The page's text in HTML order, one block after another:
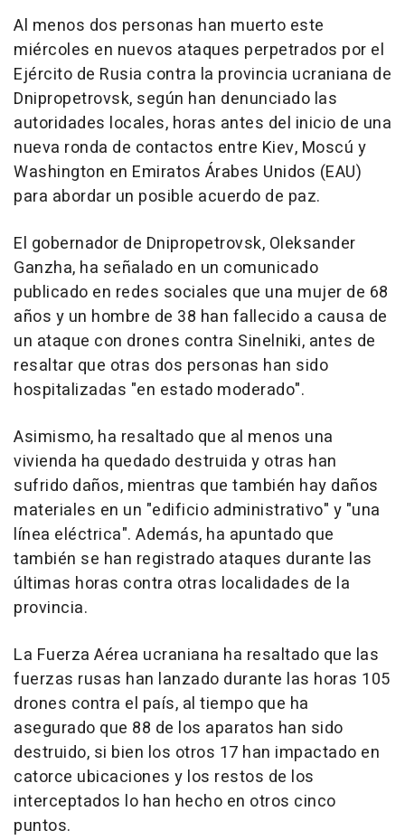
Al menos dos personas han muerto este
miércoles en nuevos ataques perpetrados por el
Ejército de Rusia contra la provincia ucraniana de
Dnipropetrovsk, según han denunciado las
autoridades locales, horas antes del inicio de una
nueva ronda de contactos entre Kiev, Moscú y
Washington en Emiratos Árabes Unidos (EAU)
para abordar un posible acuerdo de paz.
El gobernador de Dnipropetrovsk, Oleksander
Ganzha, ha señalado en un comunicado
publicado en redes sociales que una mujer de 68
años y un hombre de 38 han fallecido a causa de
un ataque con drones contra Sinelniki, antes de
resaltar que otras dos personas han sido
hospitalizadas "en estado moderado".
Asimismo, ha resaltado que al menos una
vivienda ha quedado destruida y otras han
sufrido daños, mientras que también hay daños
materiales en un "edificio administrativo" y "una
línea eléctrica". Además, ha apuntado que
también se han registrado ataques durante las
últimas horas contra otras localidades de la
provincia.
La Fuerza Aérea ucraniana ha resaltado que las
fuerzas rusas han lanzado durante las horas 105
drones contra el país, al tiempo que ha
asegurado que 88 de los aparatos han sido
destruido, si bien los otros 17 han impactado en
catorce ubicaciones y los restos de los
interceptados lo han hecho en otros cinco
puntos.